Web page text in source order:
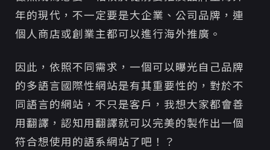
年的現代，不一定要是大企業、公司品牌，連
個人商店或創業主都可以進行海外推廣。
因此，依照不同需求，一個可以曝光自己品牌
的多語言國際性網站是有其重要性的，對於不
同語言的網站，不只是客戶，我想大家都會善
用翻譯，認知用翻譯就可以完美的製作出一個
符合想使用的語系網站了吧！？